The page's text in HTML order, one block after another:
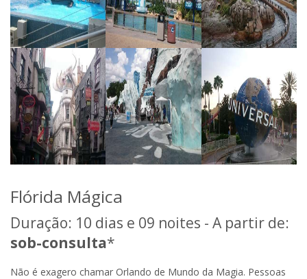
Flórida Mágica
Duração: 10 dias e 09 noites - A partir de:
sob-consulta*
Não é exagero chamar Orlando de Mundo da Magia. Pessoas